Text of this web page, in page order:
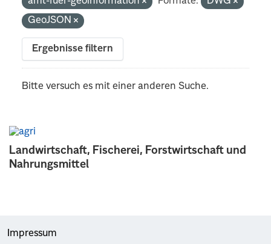
Landwirtschaft, Fischerei, Forstwirtschaft und
Nahrungsmittel
GeoJSON
Ergebnisse filtern
Bitte versuch es mit einer anderen Suche.
Impressum